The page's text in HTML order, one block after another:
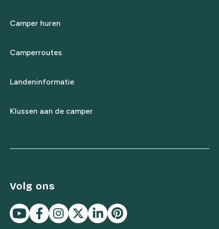
Camper huren
Camperroutes
Landeninformatie
Klussen aan de camper
Volg ons